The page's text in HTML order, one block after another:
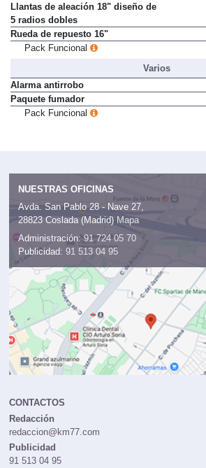
Llantas de aleación 18" diseño de
5 radios dobles
Rueda de repuesto 16"
Pack Funcional
Varios
Alarma antirrobo
Paquete fumador
Pack Funcional
NUESTRAS OFICINAS
Avda. San Pablo 28 - Nave 27,
28823 Coslada (Madrid) Mapa
Administración: 91 724 05 70
Publicidad: 91 513 04 95
CONTACTOS
Redacción
redaccion@km77.com
Publicidad
91 513 04 95